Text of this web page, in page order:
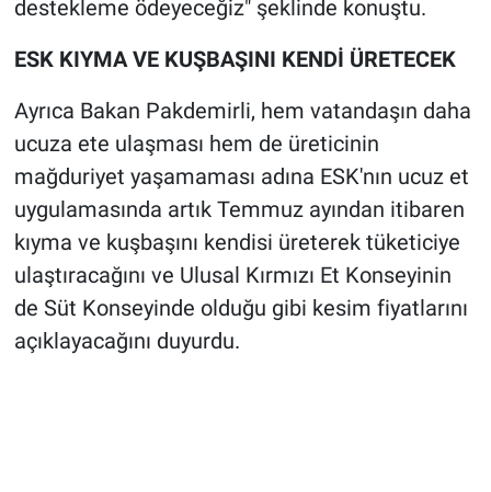
destekleme ödeyeceğiz" şeklinde konuştu.
ESK KIYMA VE KUŞBAŞINI KENDİ ÜRETECEK
Ayrıca Bakan Pakdemirli, hem vatandaşın daha
ucuza ete ulaşması hem de üreticinin
mağduriyet yaşamaması adına ESK'nın ucuz et
uygulamasında artık Temmuz ayından itibaren
kıyma ve kuşbaşını kendisi üreterek tüketiciye
ulaştıracağını ve Ulusal Kırmızı Et Konseyinin
de Süt Konseyinde olduğu gibi kesim fiyatlarını
açıklayacağını duyurdu.